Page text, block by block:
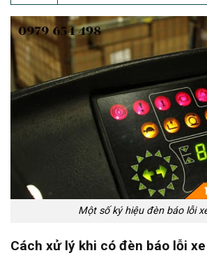
Một số ký hiệu đèn báo lỗi
Cách xử lý khi có đèn báo lỗi